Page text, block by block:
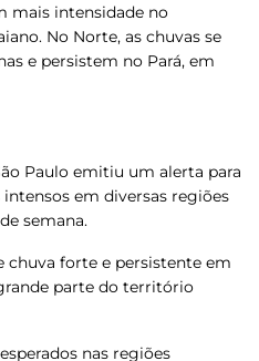
mais intensidade no
No Norte, as chuvas se
e persistem no Pará, em
Paulo emitiu um alerta para
em diversas regiões
semana.
chuva forte e persistente em
parte do território
nas regiões